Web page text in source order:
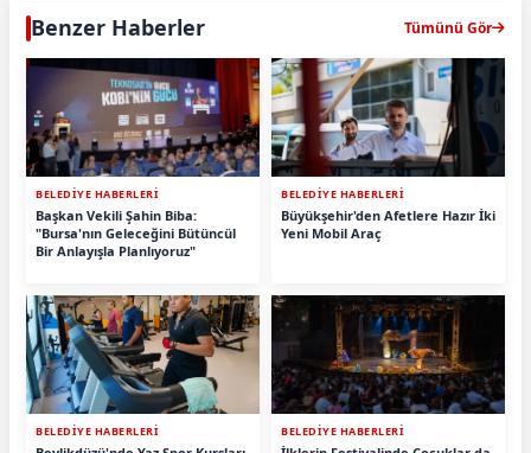
Benzer Haberler Tümünü Gör
BELEDİYE HABERLERİ
Başkan Vekili Şahin Biba:
"Bursa'nın Geleceğini Bütüncül
Bir Anlayışla Planlıyoruz"
BELEDİYE HABERLERİ
Büyükşehir'den Afetlere Hazır İki
Yeni Mobil Araç
BELEDİYE HABERLERİ BELEDİYE HABERLERİ